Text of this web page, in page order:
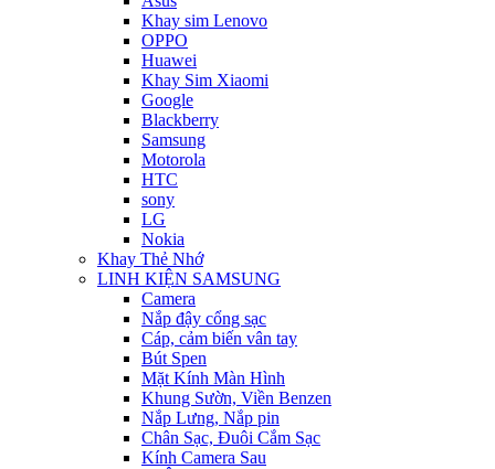
Khay sim Lenovo
OPPO
Huawei
Khay Sim Xiaomi
Google
Blackberry
Samsung
Motorola
HTC
sony
LG
Nokia
Khay Thẻ Nhớ
LINH KIỆN SAMSUNG
Camera
Nắp đậy cổng sạc
Cáp, cảm biến vân tay
Bút Spen
Mặt Kính Màn Hình
Khung Sườn, Viền Benzen
Nắp Lưng, Nắp pin
Chân Sạc, Đuôi Cắm Sạc
Kính Camera Sau